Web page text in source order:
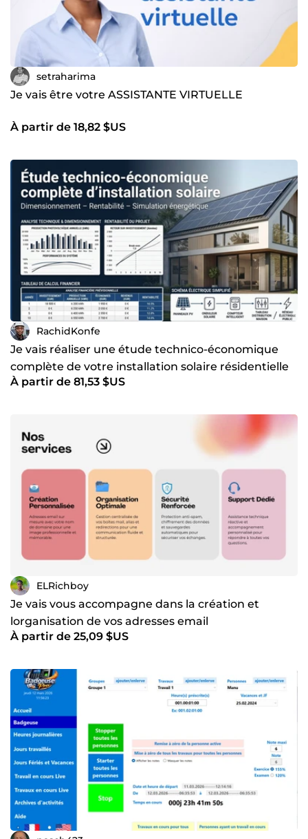
setraharima
Je vais être votre ASSISTANTE VIRTUELLE
À partir de 18,82 $US
RachidKonfe
Je vais réaliser une étude technico-économique
complète de votre installation solaire résidentielle
À partir de 81,53 $US
ELRichboy
Je vais vous accompagne dans la création et
lorganisation de vos adresses email
professionnelles
À partir de 25,09 $US